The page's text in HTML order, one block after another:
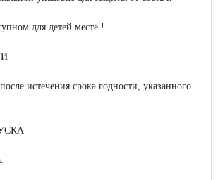
для детей месте !
истечения срока годности, указанного